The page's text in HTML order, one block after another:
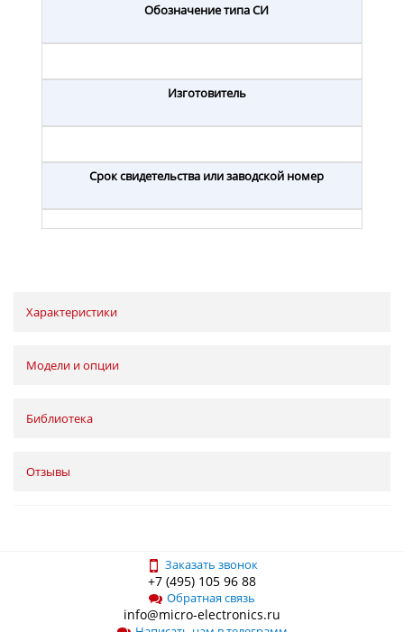
Обозначение типа СИ
Изготовитель
Срок свидетельства или заводской номер
Характеристики
Модели и опции
Библиотека
Отзывы
Заказать звонок
+7 (495) 105 96 88
Обратная связь
info@micro-electronics.ru